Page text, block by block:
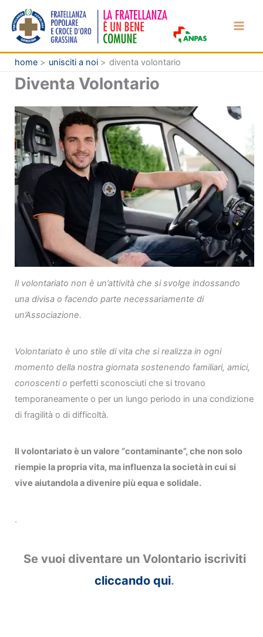
contenuto
home unisciti a noi diventa volontario
Diventa Volontario
Il volontariato non è un’attività che si svolge indossando
una divisa o facendo parte necessariamente di
un’Associazione.
Volontariato è uno stile di vita che si realizza in ogni
momento della nostra giornata sostenendo familiari, amici,
conoscenti o perfetti sconosciuti che si trovano
temporaneamente o per un lungo periodo in una condizione
di fragilità o di difficoltà.
Il volontariato è un valore “contaminante”, che non solo
riempie la propria vita, ma influenza la società in cui si
vive aiutandola a divenire più equa e solidale.
.
Se vuoi diventare un Volontario iscriviti
cliccando qui.